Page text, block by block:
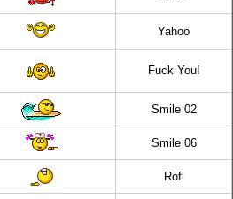
Yahoo
Fuck You!
Smile 02
Smile 06
Rofl